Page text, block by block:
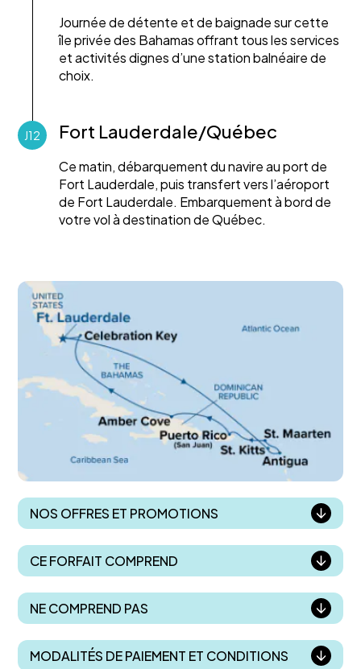
Journée de détente et de baignade sur cette
île privée des Bahamas offrant tous les services
et activités dignes d’une station balnéaire de
choix.
J12 Fort Lauderdale/Québec
Ce matin, débarquement du navire au port de
Fort Lauderdale, puis transfert vers l’aéroport
de Fort Lauderdale. Embarquement à bord de
votre vol à destination de Québec.
NOS OFFRES ET PROMOTIONS
CE FORFAIT COMPREND
NE COMPREND PAS
MODALITÉS DE PAIEMENT ET CONDITIONS